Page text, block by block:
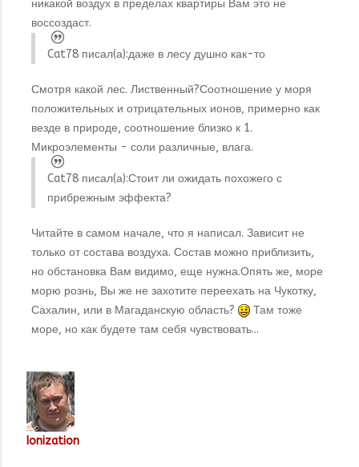
никакой воздух в пределах квартиры Вам это не
воссоздаст.
Cat78 писал(а):даже в лесу душно как-то
Смотря какой лес. Лиственный?Соотношение у моря
положительных и отрицательных ионов, примерно как
везде в природе, соотношение близко к 1.
Микроэлементы - соли различные, влага.
Cat78 писал(а):Стоит ли ожидать похожего с
прибрежным эффекта?
Читайте в самом начале, что я написал. Зависит не
только от состава воздуха. Состав можно приблизить,
но обстановка Вам видимо, еще нужна.Опять же, море
морю рознь, Вы же не захотите переехать на Чукотку,
Сахалин, или в Магаданскую область?
Там тоже
море, но как будете там себя чувствовать...
Ionization